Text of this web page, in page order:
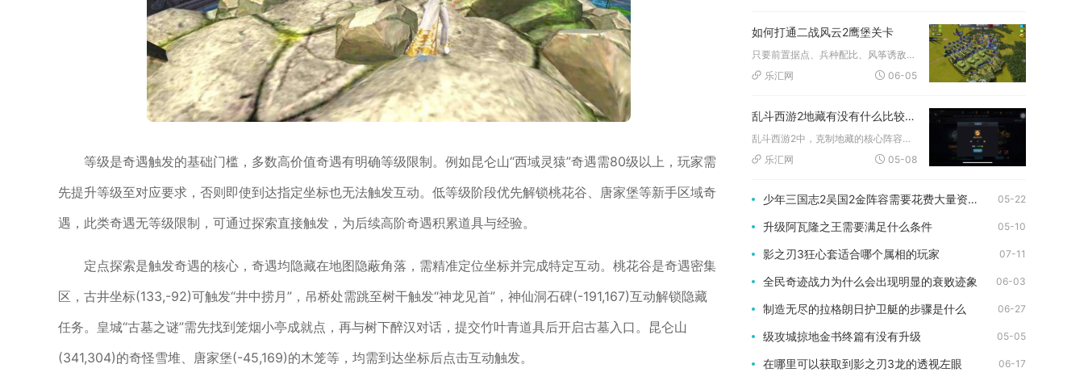
等级是奇遇触发的基础门槛，多数高价值奇遇有明确等级限制。例如昆仑山“西域灵猿”奇遇需80级以上，玩家需
先提升等级至对应要求，否则即使到达指定坐标也无法触发互动。低等级阶段优先解锁桃花谷、唐家堡等新手区域奇
遇，此类奇遇无等级限制，可通过探索直接触发，为后续高阶奇遇积累道具与经验。
定点探索是触发奇遇的核心，奇遇均隐藏在地图隐蔽角落，需精准定位坐标并完成特定互动。桃花谷是奇遇密集
区，古井坐标(133,-92)可触发“井中捞月”，吊桥处需跳至树干触发“神龙见首”，神仙洞石碑(-191,167)互动解锁隐藏
任务。皇城“古墓之谜”需先找到笼烟小亭成就点，再与树下醉汉对话，提交竹叶青道具后开启古墓入口。昆仑山
(341,304)的奇怪雪堆、唐家堡(-45,169)的木笼等，均需到达坐标后点击互动触发。
如何打通二战风云2鹰堡关卡
只要前置据点、兵种配比、风筝诱敌、外围破局四大要点全部落实，...
乐汇网
06-05
乱斗西游2地藏有没有什么比较克制的阵容
乱斗西游2中，克制地藏的核心阵容为青狮精+蚩尤+奎木狼，辅以...
乐汇网
05-08
少年三国志2吴国2金阵容需要花费大量资源吗 05-22
升级阿瓦隆之王需要满足什么条件 05-10
影之刃3狂心套适合哪个属相的玩家 07-11
全民奇迹战力为什么会出现明显的衰败迹象 06-03
制造无尽的拉格朗日护卫艇的步骤是什么 06-27
级攻城掠地金书终篇有没有升级 05-05
在哪里可以获取到影之刃3龙的透视左眼 06-17